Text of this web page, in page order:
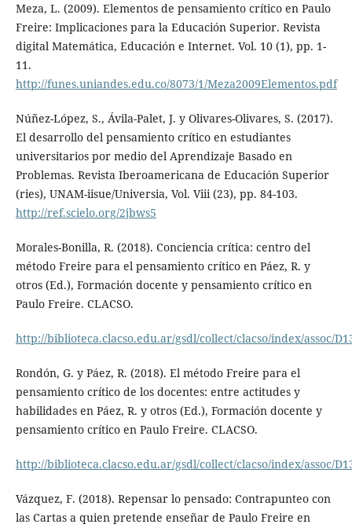
Meza, L. (2009). Elementos de pensamiento crítico en Paulo
Freire: Implicaciones para la Educación Superior. Revista
digital Matemática, Educación e Internet. Vol. 10 (1), pp. 1-
11.
http://funes.uniandes.edu.co/8073/1/Meza2009Elementos.pdf
Núñez-López, S., Ávila-Palet, J. y Olivares-Olivares, S. (2017).
El desarrollo del pensamiento crítico en estudiantes
universitarios por medio del Aprendizaje Basado en
Problemas. Revista Iberoamericana de Educación Superior
(ries), UNAM-iisue/Universia, Vol. Viii (23), pp. 84-103.
http://ref.scielo.org/2jbws5
Morales-Bonilla, R. (2018). Conciencia crítica: centro del
método Freire para el pensamiento crítico en Páez, R. y
otros (Ed.), Formación docente y pensamiento crítico en
Paulo Freire. CLACSO.
http://biblioteca.clacso.edu.ar/gsdl/collect/clacso/index/assoc/
Rondón, G. y Páez, R. (2018). El método Freire para el
pensamiento crítico de los docentes: entre actitudes y
habilidades en Páez, R. y otros (Ed.), Formación docente y
pensamiento crítico en Paulo Freire. CLACSO.
http://biblioteca.clacso.edu.ar/gsdl/collect/clacso/index/assoc/
Vázquez, F. (2018). Repensar lo pensado: Contrapunteo con
las Cartas a quien pretende enseñar de Paulo Freire en